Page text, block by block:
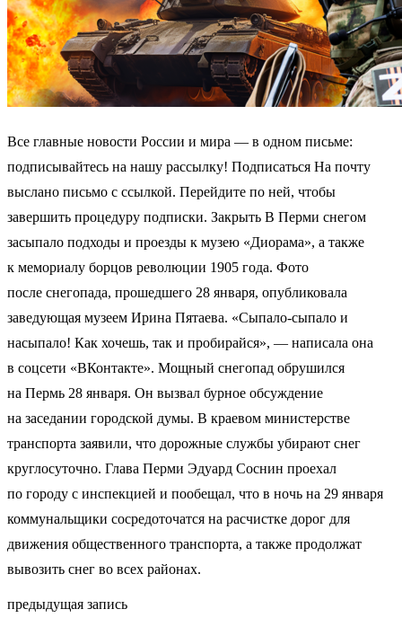
Все главные новости России и мира — в одном письме:
подписывайтесь на нашу рассылку! Подписаться На почту
выслано письмо с ссылкой. Перейдите по ней, чтобы
завершить процедуру подписки. Закрыть В Перми снегом
засыпало подходы и проезды к музею «Диорама», а также
к мемориалу борцов революции 1905 года. Фото
после снегопада, прошедшего 28 января, опубликовала
заведующая музеем Ирина Пятаева. «Сыпало-сыпало и
насыпало! Как хочешь, так и пробирайся», — написала она
в соцсети «ВКонтакте». Мощный снегопад обрушился
на Пермь 28 января. Он вызвал бурное обсуждение
на заседании городской думы. В краевом министерстве
транспорта заявили, что дорожные службы убирают снег
круглосуточно. Глава Перми Эдуард Соснин проехал
по городу с инспекцией и пообещал, что в ночь на 29 января
коммунальщики сосредоточатся на расчистке дорог для
движения общественного транспорта, а также продолжат
вывозить снег во всех районах.
предыдущая запись